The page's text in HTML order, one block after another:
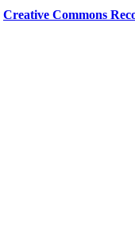
Creative Commons